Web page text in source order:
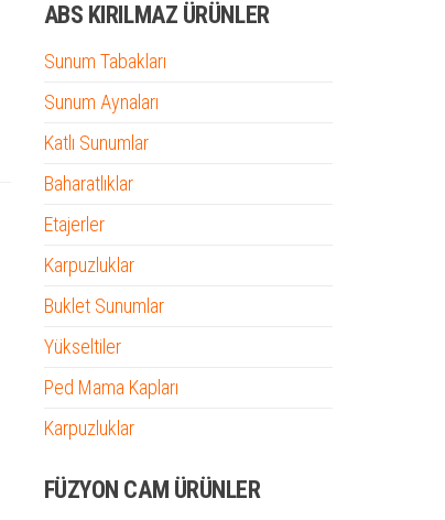
ABS KIRILMAZ ÜRÜNLER
Sunum Tabakları
Sunum Aynaları
Katlı Sunumlar
Baharatlıklar
Etajerler
Karpuzluklar
Buklet Sunumlar
Yükseltiler
Ped Mama Kapları
Karpuzluklar
FÜZYON CAM ÜRÜNLER